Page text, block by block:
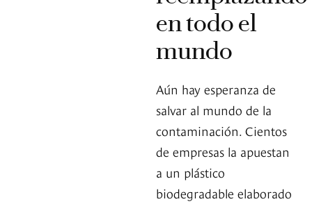
en todo el
mundo
Aún hay esperanza de
salvar al mundo de la
contaminación. Cientos
de empresas la apuestan
a un plástico
biodegradable elaborado